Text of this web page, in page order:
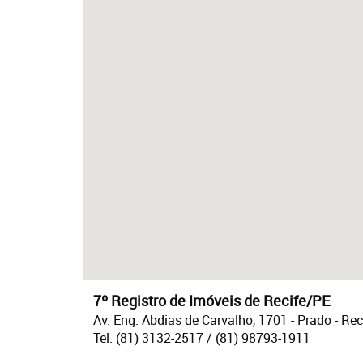
7º Registro de Imóveis de Recife/PE
Av. Eng. Abdias de Carvalho, 1701 - Prado -
Tel. (81) 3132-2517 / (81) 98793-1911